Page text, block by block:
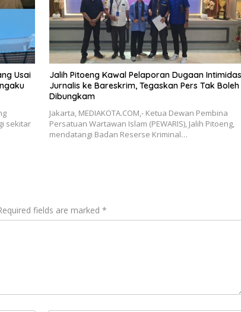
Usai
sekitar
Jalih Pitoeng Kawal Pelaporan Dugaan
Jurnalis ke Bareskrim, Tegaskan Pers Tak Boleh
Dibungkam
Jakarta, MEDIAKOTA.COM,- Ketua Dewan Pembina
Persatuan Wartawan Islam (PEWARIS), Jalih Pitoeng,
mendatangi Badan Reserse Kriminal…
fields are marked *